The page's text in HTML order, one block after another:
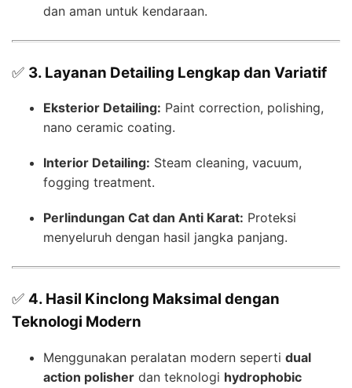
dan aman untuk kendaraan.
✅ 3. Layanan Detailing Lengkap dan Variatif
Eksterior Detailing: Paint correction, polishing,
nano ceramic coating.
Interior Detailing: Steam cleaning, vacuum,
fogging treatment.
Perlindungan Cat dan Anti Karat: Proteksi
menyeluruh dengan hasil jangka panjang.
✅ 4. Hasil Kinclong Maksimal dengan
Teknologi Modern
Menggunakan peralatan modern seperti dual
action polisher dan teknologi hydrophobic